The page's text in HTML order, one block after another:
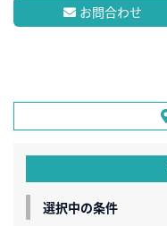
お問合わせ
選択中の条件